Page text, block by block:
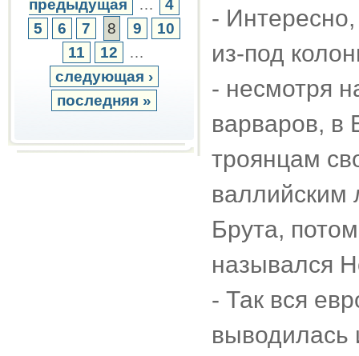
предыдущая …
4
5
6 7 8 9
10
11
12
…
следующая ›
последняя »
-
из-под
- несмотря
варваров, в
троянцам
валлийским
Брута,
назывался
- Так вся
выводилась